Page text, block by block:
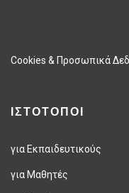
Cookies & Προσωπικά
ΙΣΤΟΤΟΠΟΙ
για Εκπαιδευτικούς
για Μαθητές